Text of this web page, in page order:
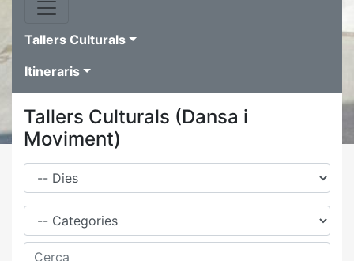
Tallers Culturals
Itineraris
Tallers Culturals (Dansa i
Moviment)
Dies
Família
Cerca